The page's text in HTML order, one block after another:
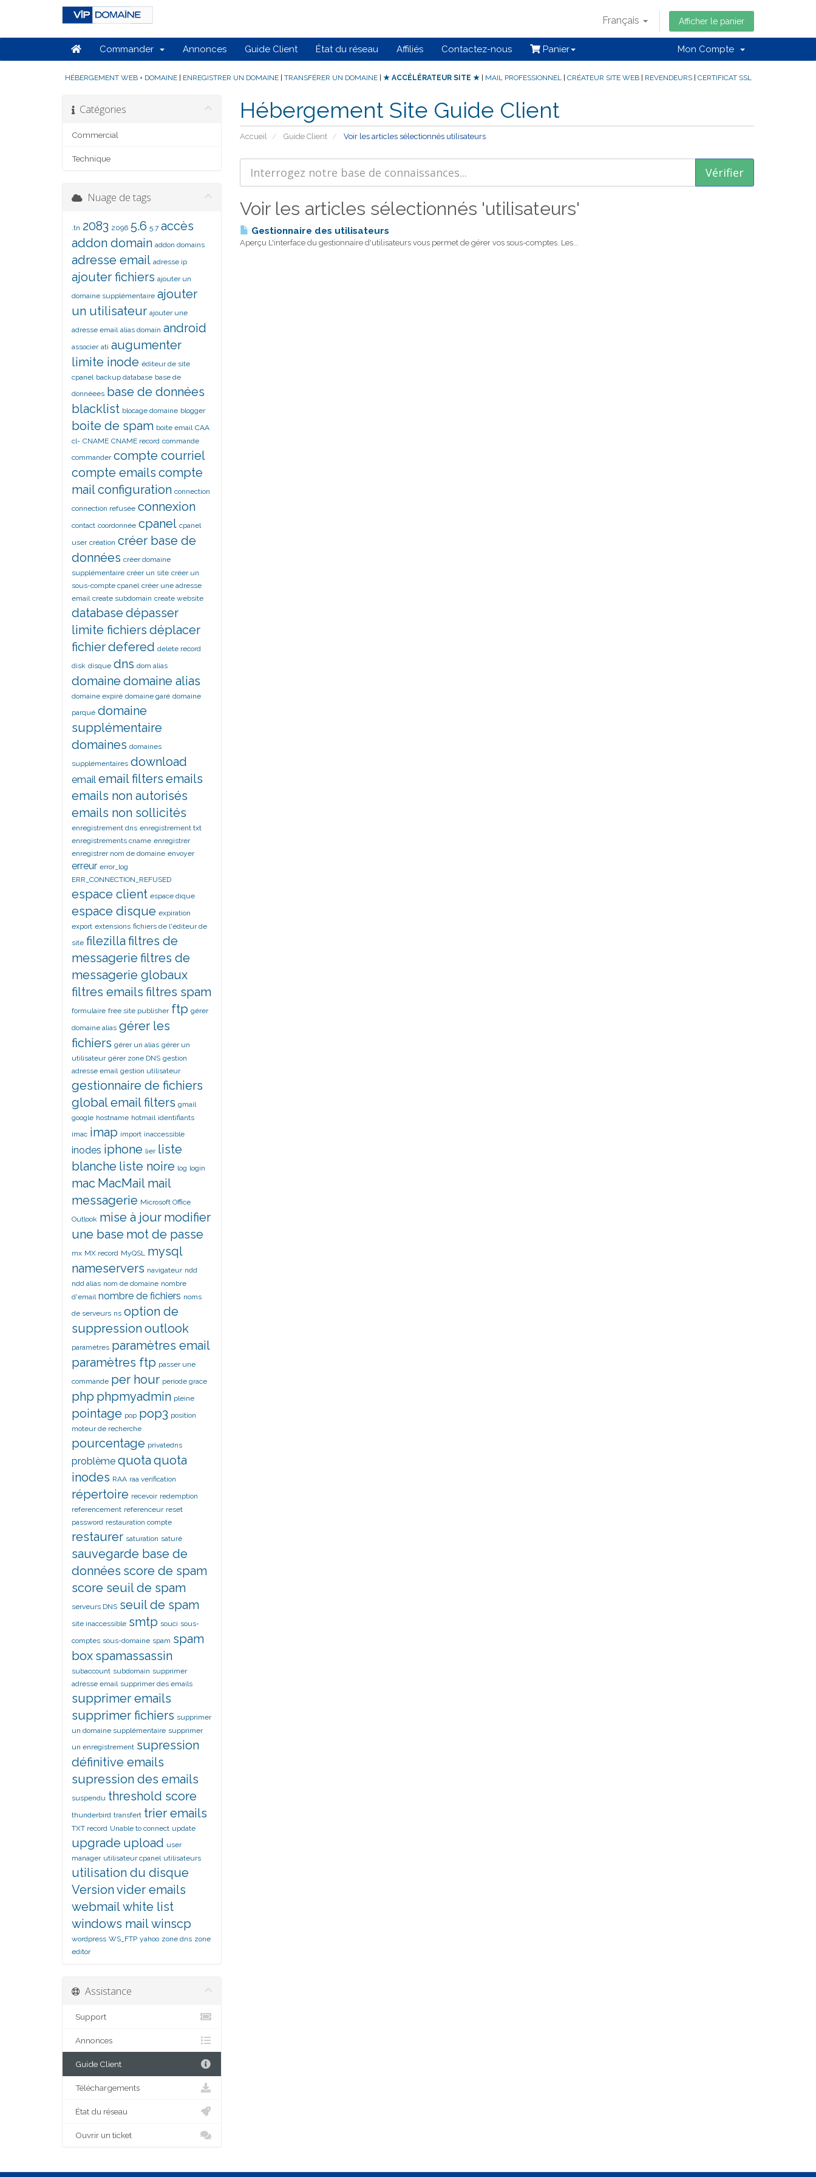
Français Afficher le panier
Commander Annonces Guide Client État du réseau Affiliés Contactez-nous Panier Mon Compte
HÉBERGEMENT WEB + DOMAINE| ENREGISTRER UN DOMAINE| TRANSFÉRER UN DOMAINE| ★ ACCÉLÉRATEUR SITE ★| MAIL PROFESSIONNEL| CRÉATEUR SITE WEB| REVENDEURS| CERTIFICAT SSL
Hébergement Site Guide Client
Accueil Guide Client Voir les articles sélectionnés utilisateurs
Catégories
Commercial
Technique
Voir les articles sélectionnés 'utilisateurs'
Gestionnaire des utilisateurs
Aperçu L'interface du gestionnaire d'utilisateurs vous permet de gérer vos sous-comptes. Les...
Nuage de tags
.tn 2083 2096 5.6 5.7 accès
addon domain addon domains
adresse email adresse ip
ajouter fichiers ajouter un
domaine supplémentaire ajouter
un utilisateur ajouter une
adresse email alias domain android
associer ati augumenter
limite inode éditeur de site
cpanel backup database base de
donnéees base de données
blacklist blocage domaine blogger
boite de spam boite email CAA
cl- CNAME CNAME record commande
commander compte courriel
compte emails compte
mailconfiguration connection
connection refusée connexion
contact coordonnée cpanel cpanel
user création créer base de
données créer domaine
supplémentaire créer un site créer un
sous-compte cpanel créer une adresse
email create subdomain create website
database dépasser
limite fichiers déplacer
fichierdefered delete record
disk disque dns dom alias
domaine domaine alias
domaine expiré domaine garé domaine
parqué domaine
supplémentaire
domaines domaines
supplémentaires download
email email filters emails
emails non autorisés
emails non sollicités
enregistrement dns enregistrement txt
enregistrements cname enregistrer
enregistrer nom de domaine envoyer
erreur error_log
ERR_CONNECTION_REFUSED
espace client espace dique
espace disque expiration
export extensions fichiers de l'éditeur de
site filezillafiltres de
messagerie filtres de
messagerie globaux
filtres emails filtres spam
formulaire free site publisher ftp gérer
domaine alias gérer les
fichiers gérer un alias gérer un
utilisateur gérer zone DNS gestion
adresse email gestion utilisateur
gestionnaire de fichiers
global email filters gmail
google hostname hotmail identifiants
imac imap import inaccessible
inodes iphone lier liste
blanche liste noire log login
mac MacMail mail
messagerie Microsoft Office
Outlook mise à jour modifier
une base mot de passe
mx MX record MyQSL mysql
nameservers navigateur ndd
ndd alias nom de domaine nombre
d'email nombre de fichiers noms
de serveurs ns option de
suppressionoutlook
paramètres paramètres email
paramètres ftp passer une
commande per hour periode grace
php phpmyadmin pleine
pointage pop pop3 position
moteur de recherche
pourcentage privatedns
problème quotaquota
inodes RAA raa verification
répertoire recevoir redemption
referencement referenceur reset
password restauration compte
restaurer saturation saturé
sauvegarde base de
données score de spam
score seuil de spam
serveurs DNS seuil de spam
site inaccessible smtp souci sous-
comptes sous-domaine spam spam
box spamassassin
subaccount subdomain supprimer
adresse email supprimer des emails
supprimer emails
supprimer fichiers supprimer
un domaine supplémentaire supprimer
un enregistrement supression
définitive emails
supression des emails
suspendu threshold score
thunderbird transfert trier emails
TXT record Unable to connect update
upgrade upload user
manager utilisateur cpanel utilisateurs
utilisation du disque
Versionvider emails
webmailwhite list
windows mailwinscp
wordpress WS_FTP yahoo zone dns zone
editor
Assistance
Support
Annonces
Guide Client
Téléchargements
État du réseau
Ouvrir un ticket